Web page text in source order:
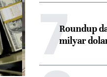
7Roundup
milyar